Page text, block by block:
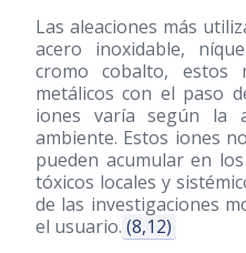
Las aleaciones más
acero inoxidable,
cromo cobalto, estos
metálicos con el paso
iones varía según la
ambiente. Estos iones
pueden acumular en
tóxicos locales y
de las investigaciones
el usuario. (8,12)